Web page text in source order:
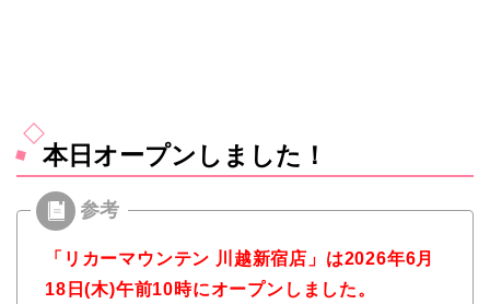
本日オープンしました！
「リカーマウンテン 川越新宿店」は2026年6月
18日(木)午前10時にオープンしました。